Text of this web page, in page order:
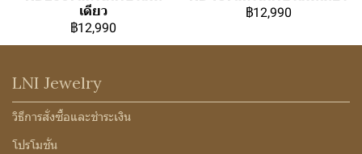
เดียว
฿12,990
฿12,990
LNI Jewelry
วิธีการสั่งซื้อและชำระเงิน
โปรโมชั่น